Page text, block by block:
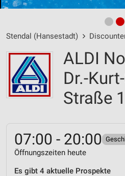
Stendal (Hansestadt)
ALDI
Dr.-
Straße
07:00 - 20:00
Öffnungszeiten heute
Es gibt 4 aktuelle Prospekte